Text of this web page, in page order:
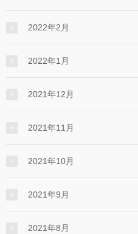
2022年2月
2022年1月
2021年12月
2021年11月
2021年10月
2021年9月
2021年8月